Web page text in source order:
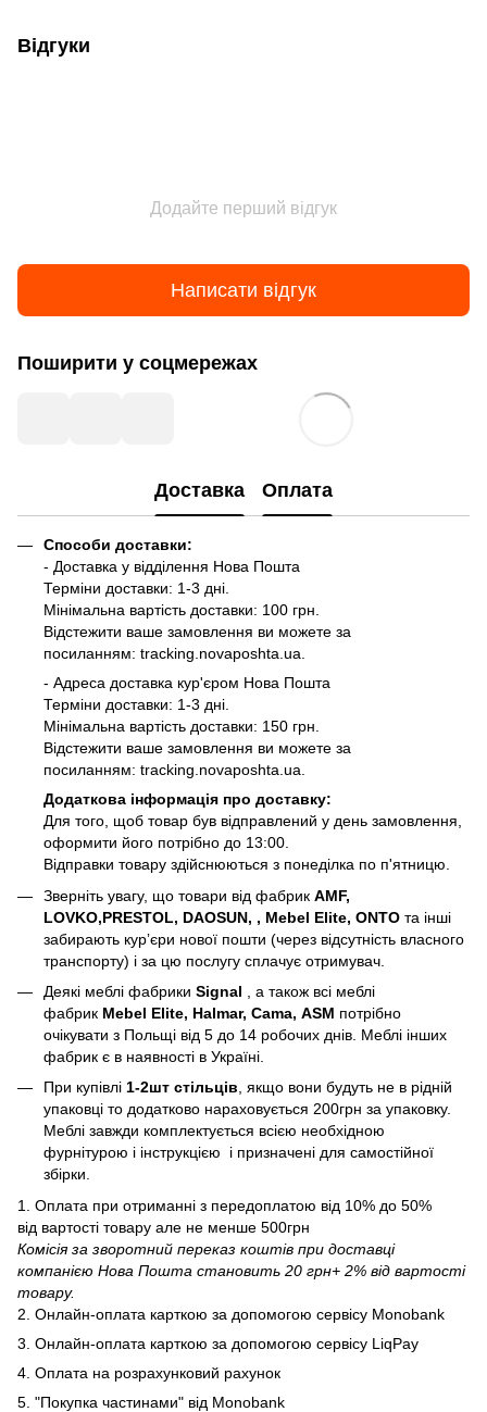
Відгуки
Додайте перший відгук
Написати відгук
Поширити у соцмережах
Доставка Оплата
Способи доставки:
- Доставка у відділення Нова Пошта
Терміни доставки: 1-3 дні.
Мінімальна вартість доставки: 100 грн.
Відстежити ваше замовлення ви можете за
посиланням: tracking.novaposhta.ua.
- Адреса доставка кур'єром Нова Пошта
Терміни доставки: 1-3 дні.
Мінімальна вартість доставки: 150 грн.
Відстежити ваше замовлення ви можете за
посиланням: tracking.novaposhta.ua.
Додаткова інформація про доставку:
Для того, щоб товар був відправлений у день замовлення,
оформити його потрібно до 13:00.
Відправки товару здійснюються з понеділка по п'ятницю.
Зверніть увагу, що товари від фабрик AMF,
LOVKO,PRESTOL, DAOSUN, , Mebel Elite, ONTO та інші
забирають курʼєри нової пошти (через відсутність власного
транспорту) і за цю послугу сплачує отримувач.
Деякі меблі фабрики Signal , а також всі меблі
фабрик Mebel Elite, Halmar, Cama, ASM потрібно
очікувати з Польщі від 5 до 14 робочих днів. Меблі інших
фабрик є в наявності в Україні.
При купівлі 1-2шт стільців, якщо вони будуть не в рідній
упаковці то додатково нараховується 200грн за упаковку.
Меблі завжди комплектується всією необхідною
фурнітурою і інструкцією і призначені для самостійної
збірки.
1. Оплата при отриманні з передоплатою від 10% до 50%
від вартості товару але не менше 500грн
Комісія за зворотний переказ коштів при доставці
компанією Нова Пошта становить 20 грн+ 2% від вартості
товару.
2. Онлайн-оплата карткою за допомогою сервісу Monobank
3. Онлайн-оплата карткою за допомогою сервісу LiqPay
4. Оплата на розрахунковий рахунок
5. "Покупка частинами" від Monobank